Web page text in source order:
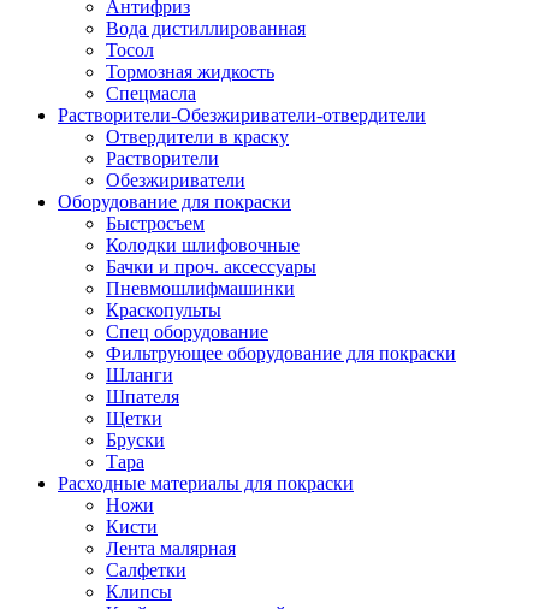
Антифриз
Вода дистиллированная
Тосол
Тормозная жидкость
Спецмасла
Растворители-Обезжириватели-отвердители
Отвердители в краску
Растворители
Обезжириватели
Оборудование для покраски
Быстросъем
Колодки шлифовочные
Бачки и проч. аксессуары
Пневмошлифмашинки
Краскопульты
Спец оборудование
Фильтрующее оборудование для покраски
Шланги
Шпателя
Щетки
Бруски
Тара
Расходные материалы для покраски
Ножи
Кисти
Лента малярная
Салфетки
Клипсы